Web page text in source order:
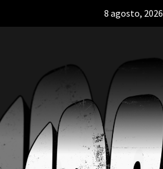
8 agosto, 2026